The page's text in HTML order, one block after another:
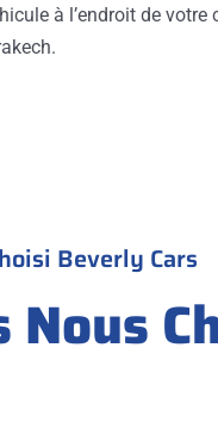
à l’endroit de
Beverly Cars